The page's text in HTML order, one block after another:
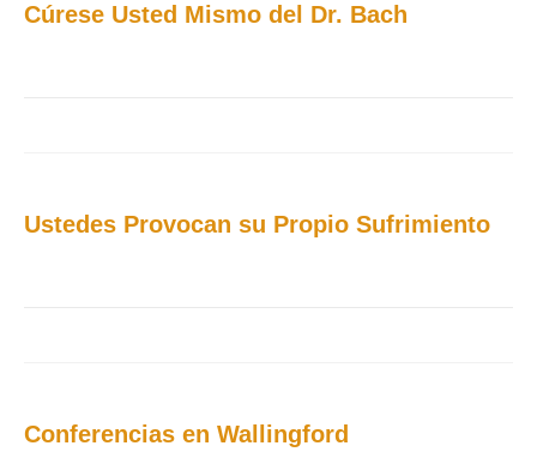
Cúrese Usted Mismo del Dr. Bach
Ustedes Provocan su Propio Sufrimiento
Conferencias en Wallingford